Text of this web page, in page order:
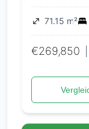
71.15 m²
€269,850